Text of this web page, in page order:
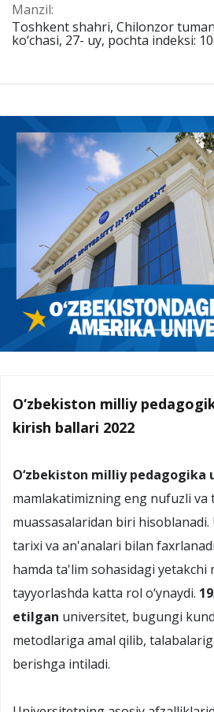
Manzil:
Toshkent shahri, Chilonzor
ko‘chasi, 27- uy, pochta indeksi:
O‘zbekiston milliy
kirish ballari 2022
O‘zbekiston milliy
mamlakatimizning eng nufuzli va
muassasalaridan biri hisoblanadi.
tarixi va an'analari bilan
hamda ta'lim sohasidagi yetakchi
tayyorlashda katta rol o‘ynaydi.
etilgan universitet, bugungi
metodlariga amal qilib,
berishga intiladi.